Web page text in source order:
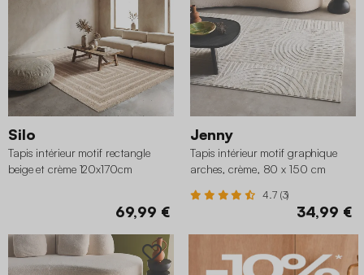
Silo
Tapis intérieur motif rectangle
beige et crème 120x170cm
69,99 €
Jenny
Tapis intérieur motif graphique
arches, crème, 80 x 150 cm
4.7 (3)
34,99 €